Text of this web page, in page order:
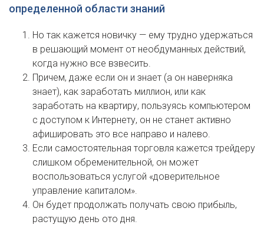
определенной области знаний
Но так кажется новичку — ему трудно удержаться
в решающий момент от необдуманных действий,
когда нужно все взвесить.
Причем, даже если он и знает (а он наверняка
знает), как заработать миллион, или как
заработать на квартиру, пользуясь компьютером
с доступом к Интернету, он не станет активно
афишировать это все направо и налево.
Если самостоятельная торговля кажется трейдеру
слишком обременительной, он может
воспользоваться услугой «доверительное
управление капиталом».
Он будет продолжать получать свою прибыль,
растущую день ото дня.